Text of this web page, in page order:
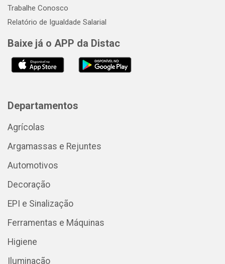
Trabalhe Conosco
Relatório de Igualdade Salarial
Baixe já o APP da Distac
Departamentos
Agrícolas
Argamassas e Rejuntes
Automotivos
Decoração
EPI e Sinalização
Ferramentas e Máquinas
Higiene
Iluminação